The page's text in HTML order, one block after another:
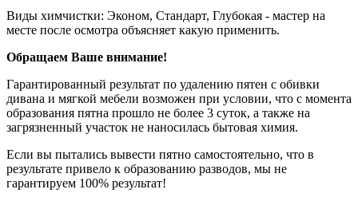
Виды химчистки: Эконом, Стандарт, Глубокая - мастер на
месте после осмотра объясняет какую применить.
Обращаем Ваше внимание!
Гарантированный результат по удалению пятен с обивки
дивана и мягкой мебели возможен при условии, что с момента
образования пятна прошло не более 3 суток, а также на
загрязненный участок не наносилась бытовая химия.
Если вы пытались вывести пятно самостоятельно, что в
результате привело к образованию разводов, мы не
гарантируем 100% результат!